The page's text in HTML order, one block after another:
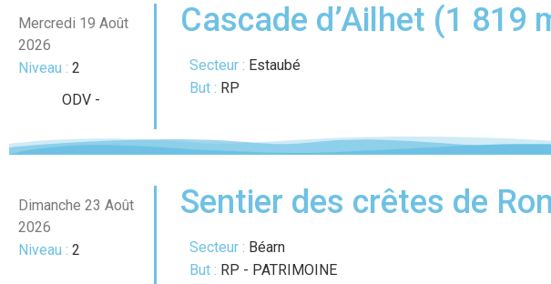
Mercredi 19 Août
2026
Niveau : 2
ODV -
Cascade d’Ailhet (1 819
Secteur : Estaubé
But : RP
Dimanche 23 Août
2026
Niveau : 2
Sentier des crêtes de
Secteur : Béarn
But : RP - PATRIMOINE